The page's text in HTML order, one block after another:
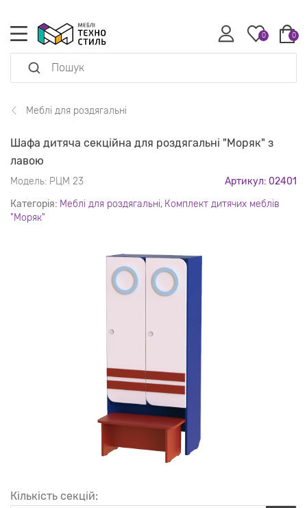
0 0
Меблі для роздягальні
Шафа дитяча секційна для роздягальні "Моряк" з
лавою
Модель: РЦМ 23
Артикул: 02401
Категорія: Меблі для роздягальні, Комплект дитячих меблів
"Моряк"
Кількість секцій: